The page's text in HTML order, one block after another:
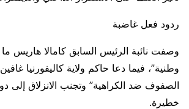
ردود فعل غاضبة
وصفت نائبة الرئيس السابق كامالا هاريس
وطنية”، فيما دعا حاكم ولاية كاليفورنيا
الصفوف ضد الكراهية” وتجنب الانزلاق إلى
خطيرة.